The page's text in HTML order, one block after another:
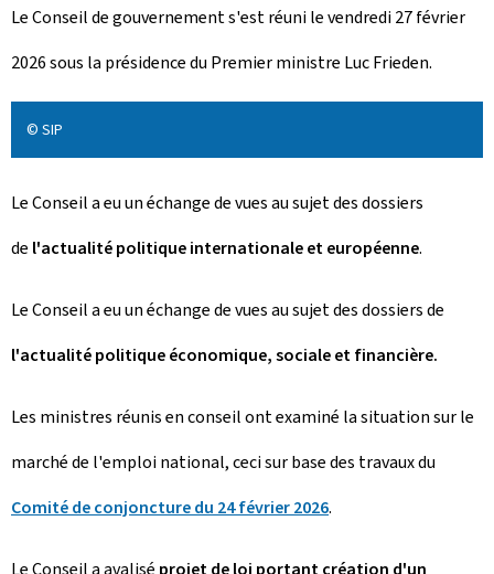
é
e
e
Le Conseil de gouvernement s'est réuni le vendredi 27 février
2026 sous la présidence du Premier ministre Luc Frieden.
© SIP
Le Conseil a eu un échange de vues au sujet des dossiers
de l'actualité politique internationale et européenne.
Le Conseil a eu un échange de vues au sujet des dossiers de
l'actualité politique économique, sociale et financière.
Les ministres réunis en conseil ont examiné la situation sur le
marché de l'emploi national, ceci sur base des travaux du
Comité de conjoncture du 24 février 2026.
Le Conseil a avalisé projet de loi portant création d'un